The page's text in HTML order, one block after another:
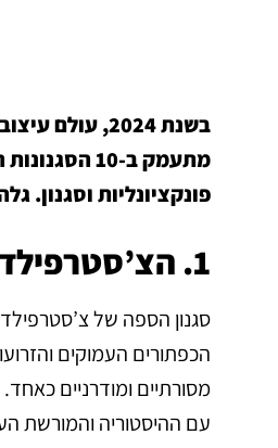
בשנת 2024,
מתעמק ב-
פונקציונליות וסגנון.
1. הצ’סטרפילד: קלאסיקה נצחית?
סגנון הספה של
הכפתורים העמוקים
מסורתיים ומודרניים
עם ההיסטוריה והמורשת